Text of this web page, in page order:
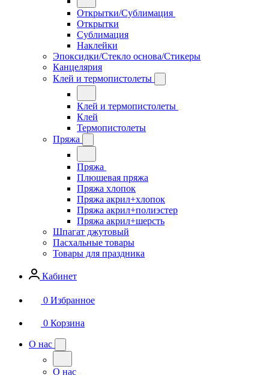
Открытки/Сублимация
Открытки
Сублимация
Наклейки
Эпоксидки/Стекло основа/Стикеры
Канцелярия
Клей и термопистолеты
Клей и термопистолеты
Клей
Термопистолеты
Пряжа
Пряжа
Плюшевая пряжа
Пряжа хлопок
Пряжа акрил+хлопок
Пряжа акрил+полиэстер
Пряжа акрил+шерсть
Шпагат джутовый
Пасхальные товары
Товары для праздника
Кабинет
0 Избранное
0 Корзина
О нас
О нас